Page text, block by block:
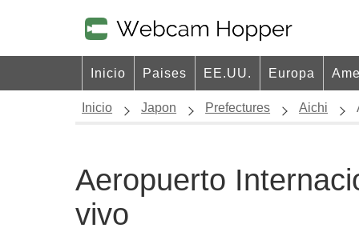
Inicio Paises EE.UU. Europa
Inicio Japon Prefectures Aichi
Aeropuerto
vivo